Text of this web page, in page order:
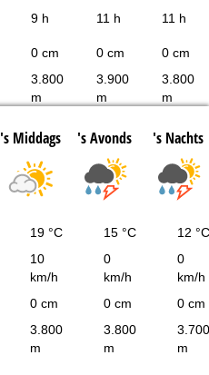
9 h 11 h 11 h
0 cm 0 cm 0 cm
3.800
m
3.900
m
3.800
m
's Middags 's Avonds 's Nachts
19 °C 15 °C 12 °C
10
km/h
0
km/h
0
km/h
0 cm 0 cm 0 cm
3.800
m
3.800
m
3.700
m